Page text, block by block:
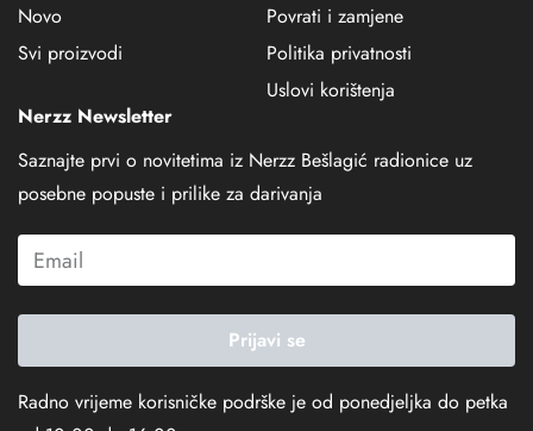
Novo
Svi proizvodi
Povrati i zamjene
Politika privatnosti
Uslovi korištenja
Nerzz Newsletter
Saznajte prvi o novitetima iz Nerzz Bešlagić radionice uz
posebne popuste i prilike za darivanja
Prijavi se
Radno vrijeme korisničke podrške je od ponedjeljka do petka